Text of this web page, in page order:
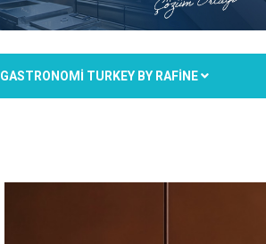
GASTRONOMİ TURKEY BY RAFİNE